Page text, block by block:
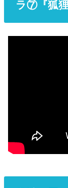
ラ⑦『狐